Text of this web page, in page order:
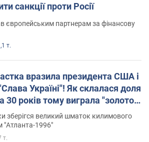
санкції проти Росії
європейським партнерам за фінансову
т.
вразила президента США і
Україні"! Як склалася доля
30 років тому виграла "золото"
зберігся великий шматок килимового
"Атланта-1996"
т.